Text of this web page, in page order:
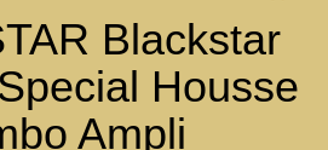
Blackstar
Housse
Ampli